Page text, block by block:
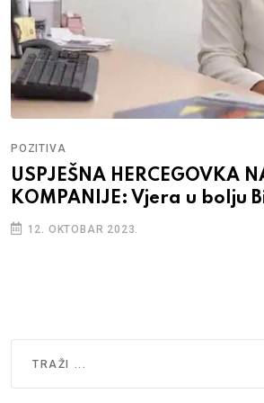
POZITIVA
USPJEŠNA HERCEGOVKA
KOMPANIJE: Vjera u bolju
12. OKTOBAR 2023.
Type 2 or more characters for results.